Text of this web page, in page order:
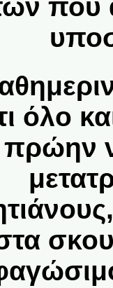
που
όλο
πρώην